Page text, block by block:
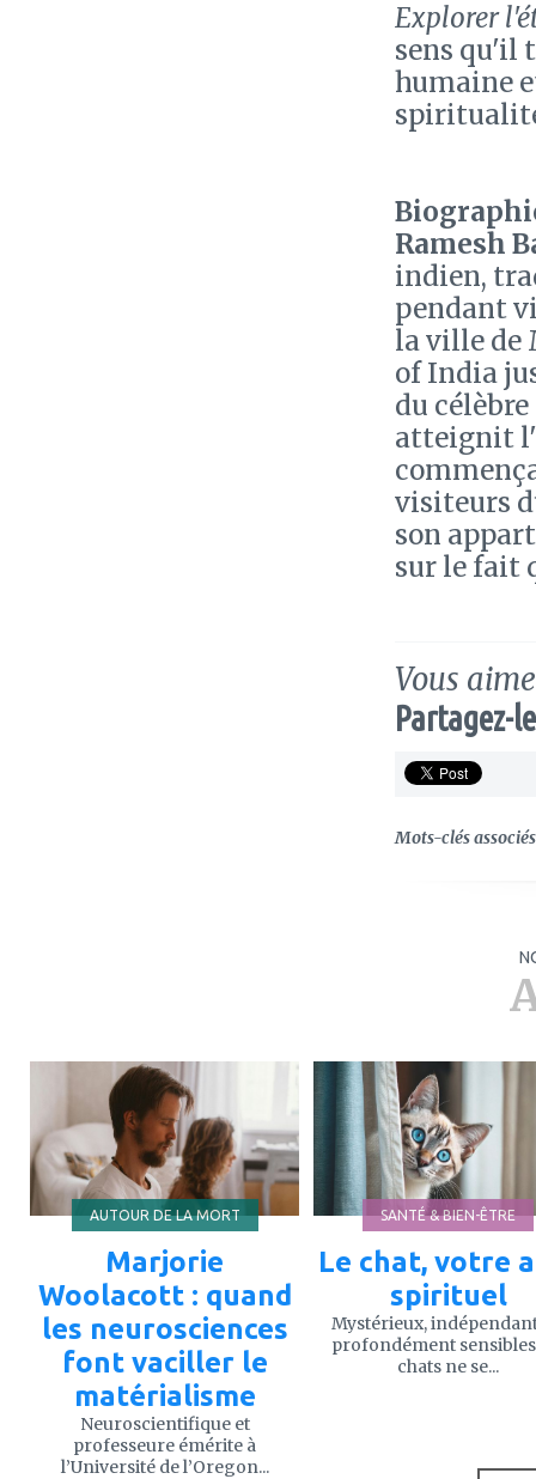
Explorer
sens qu'il
humaine
Ramesh
indien,
pendant
la ville de
of India
du
atteignit
visiteurs
son
sur le fait
Vous
Partagez-
Mots-clés
favoris
AUTOUR DE LA MORT
Marjorie
Woolacott : quand
les neurosciences
font vaciller le
matérialisme
Neuroscientifique et
professeure émérite à
l’Université de l’Oregon...
à
mes
favoris
SANTÉ & BIEN-ÊTRE
Le chat, votre
spirituel
Mystérieux,
profondément
chats ne se...